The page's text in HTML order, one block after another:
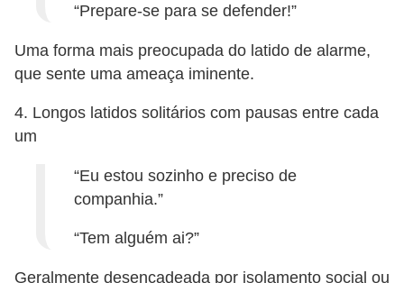
“Prepare-se para se defender!”
Uma forma mais preocupada do latido de alarme,
que sente uma ameaça iminente.
4. Longos latidos solitários com pausas entre cada
um
“Eu estou sozinho e preciso de
companhia.”
“Tem alguém ai?”
Geralmente desencadeada por isolamento social ou
e
a
n